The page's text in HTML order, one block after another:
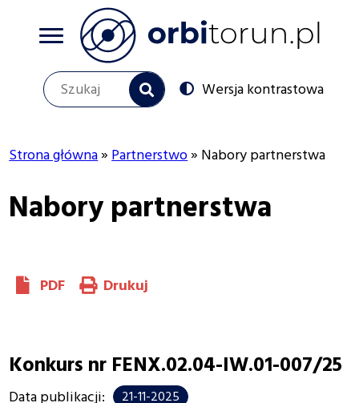
menu
Szukaj Switch
to
Wersja kontrastowa
nawigacyjna
Strona główna Partnerstwo Nabory partnerstwa
Nabory partnerstwa
PDF Drukuj
Konkurs nr FENX.02.04-IW.01-007/25
Data publikacji: 21-11-2025